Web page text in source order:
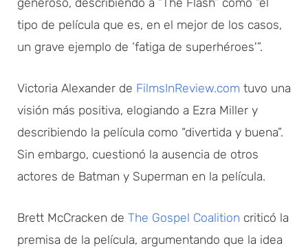
tipo de película que es, en el mejor de los casos,
un grave ejemplo de ‘fatiga de superhéroes'”.
Victoria Alexander de FilmsInReview.com tuvo una
visión más positiva, elogiando a Ezra Miller y
describiendo la película como “divertida y buena”.
Sin embargo, cuestionó la ausencia de otros
actores de Batman y Superman en la película.
Brett McCracken de The Gospel Coalition criticó la
premisa de la película, argumentando que la idea